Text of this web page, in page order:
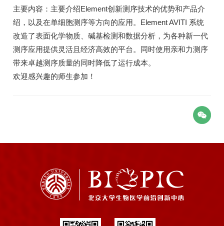
主要内容：主要介绍Element创新测序技术的优势和产品介
绍，以及在单细胞测序等方向的应用。Element AVITI 系统
改造了表面化学物质、碱基检测和数据分析，为各种新一代
测序应用提供灵活且经济高效的平台。同时使用亲和力测序
带来卓越测序质量的同时降低了运行成本。
欢迎感兴趣的师生参加！